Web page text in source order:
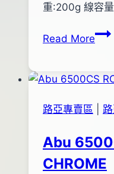
年
月
2016
年
月
31
日
重:200g 線容
Read More
雙
式
線
器
路亞專賣區
Abu
CHROME